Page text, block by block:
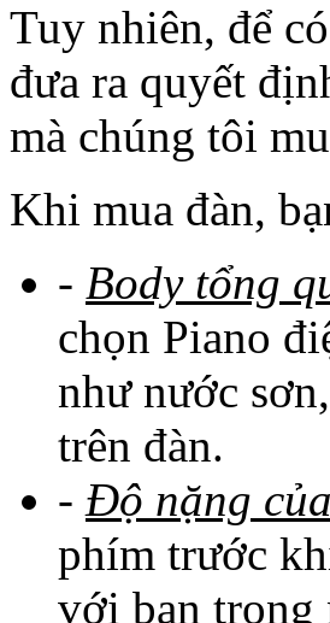
Tuy nhiên, để
đưa ra quyết
mà chúng tôi
Khi mua đàn,
- Body tổng
chọn Piano
như nước
trên đàn.
- Độ nặng
phím trước
với bạn trong